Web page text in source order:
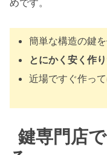
簡単な構造の鍵
とにかく安く作
近場ですぐ作っ
鍵専門店